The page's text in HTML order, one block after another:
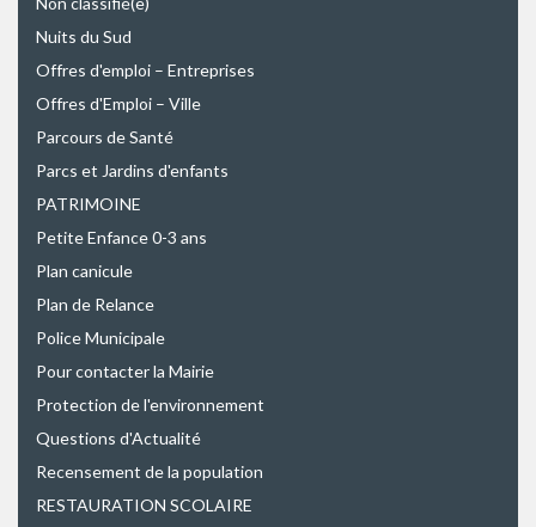
Nuits du Sud
Offres d'emploi – Entreprises
Offres d'Emploi – Ville
Parcours de Santé
Parcs et Jardins d'enfants
PATRIMOINE
Petite Enfance 0-3 ans
Plan canicule
Plan de Relance
Police Municipale
Pour contacter la Mairie
Protection de l'environnement
Questions d'Actualité
Recensement de la population
RESTAURATION SCOLAIRE